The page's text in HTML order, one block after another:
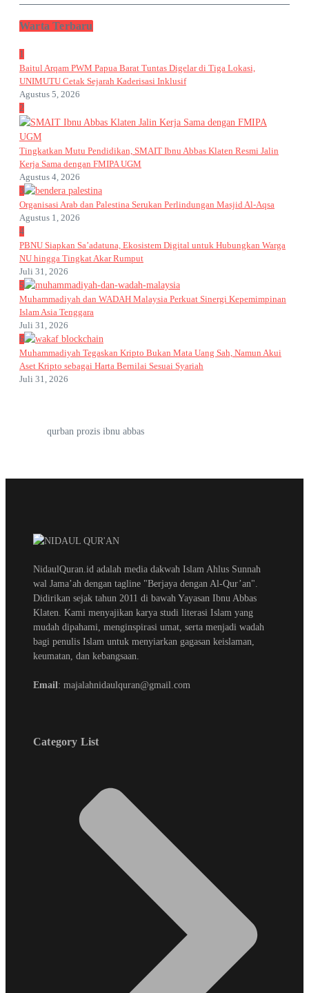
Warta Terbaru
1
Baitul Arqam PWM Papua Barat Tuntas Digelar di Tiga Lokasi,
UNIMUTU Cetak Sejarah Kaderisasi Inklusif
Agustus 5, 2026
2
Tingkatkan Mutu Pendidikan, SMAIT Ibnu Abbas Klaten Resmi Jalin
Kerja Sama dengan FMIPA UGM
Agustus 4, 2026
3
Organisasi Arab dan Palestina Serukan Perlindungan Masjid Al-Aqsa
Agustus 1, 2026
4
PBNU Siapkan Sa’adatuna, Ekosistem Digital untuk Hubungkan Warga
NU hingga Tingkat Akar Rumput
Juli 31, 2026
5
Muhammadiyah dan WADAH Malaysia Perkuat Sinergi Kepemimpinan
Islam Asia Tenggara
Juli 31, 2026
6
Muhammadiyah Tegaskan Kripto Bukan Mata Uang Sah, Namun Akui
Aset Kripto sebagai Harta Bernilai Sesuai Syariah
Juli 31, 2026
qurban prozis ibnu abbas
NidaulQuran.id adalah media dakwah Islam Ahlus Sunnah
wal Jama’ah dengan tagline "Berjaya dengan Al-Qur’an".
Didirikan sejak tahun 2011 di bawah Yayasan Ibnu Abbas
Klaten. Kami menyajikan karya studi literasi Islam yang
mudah dipahami, menginspirasi umat, serta menjadi wadah
bagi penulis Islam untuk menyiarkan gagasan keislaman,
keumatan, dan kebangsaan.
Email : majalahnidaulquran@gmail.com
Category List